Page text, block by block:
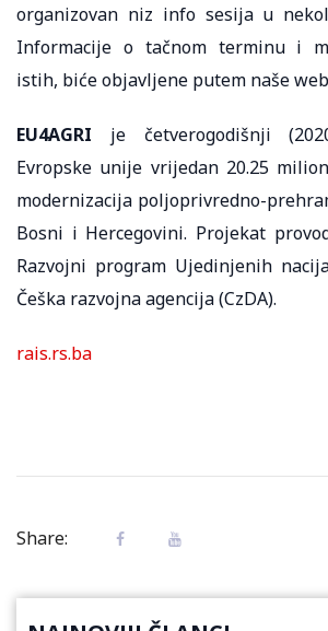
organizovan niz info sesija u
Informacije o tačnom terminu i
istih, biće objavljene putem naše
EU4AGRI je četverogodišnji
Evropske unije vrijedan 20.25
modernizacija poljoprivredno-
Bosni i Hercegovini. Projekat
Razvojni program Ujedinjenih
Češka razvojna agencija (CzDA).
rais.rs.ba
Share: